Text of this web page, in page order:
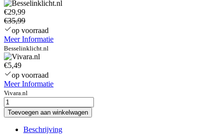
€29,99
€35,99
op voorraad
Meer Informatie
Besselinklicht.nl
€5,49
op voorraad
Meer Informatie
Vivara.nl
hp-
ultraslim-
dock-
2013-
Toevoegen aan winkelwagen
Beschrijving